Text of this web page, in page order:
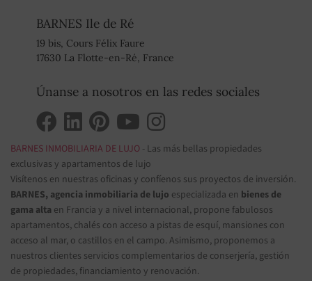
BARNES Ile de Ré
19 bis, Cours Félix Faure
17630 La Flotte-en-Ré, France
Únanse a nosotros en las redes sociales
BARNES INMOBILIARIA DE LUJO - Las más bellas propiedades
exclusivas y apartamentos de lujo
Visítenos en nuestras oficinas y confíenos sus proyectos de inversión.
BARNES, agencia inmobiliaria de lujo especializada en bienes de
gama alta en Francia y a nivel internacional, propone fabulosos
apartamentos, chalés con acceso a pistas de esquí, mansiones con
acceso al mar, o castillos en el campo. Asimismo, proponemos a
nuestros clientes servicios complementarios de conserjería, gestión
de propiedades, financiamiento y renovación.